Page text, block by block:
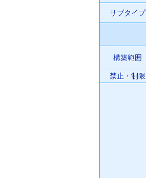
サブタイプ
構築範囲
禁止・制限